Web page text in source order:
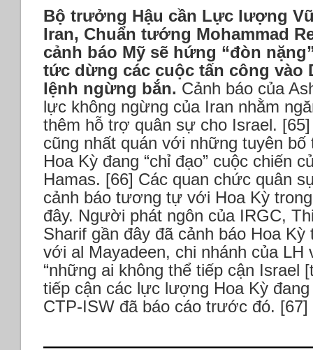
Bộ trưởng Hậu cần Lực lượng
Iran, Chuẩn tướng Mohammad
cảnh báo Mỹ sẽ hứng “đòn
tức dừng các cuộc tấn công vào
lệnh ngừng bắn. Cảnh báo của
lực không ngừng của Iran nhằm
thêm hỗ trợ quân sự cho Israel.
cũng nhất quán với những tuyên
Hoa Kỳ đang “chỉ đạo” cuộc chiến
Hamas. [66] Các quan chức quân
cảnh báo tương tự với Hoa Kỳ
đây. Người phát ngôn của IRGC,
Sharif gần đây đã cảnh báo Hoa
với al Mayadeen, chi nhánh của LH
“những ai không thể tiếp cận Israel
tiếp cận các lực lượng Hoa Kỳ đang
CTP-ISW đã báo cáo trước đó. [67]